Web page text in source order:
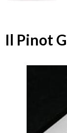
Il Pinot